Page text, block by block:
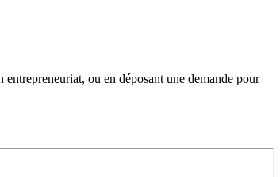
ou en déposant une demande pour